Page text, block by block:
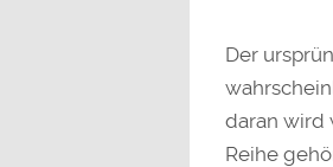
Der
daran wird
Reihe